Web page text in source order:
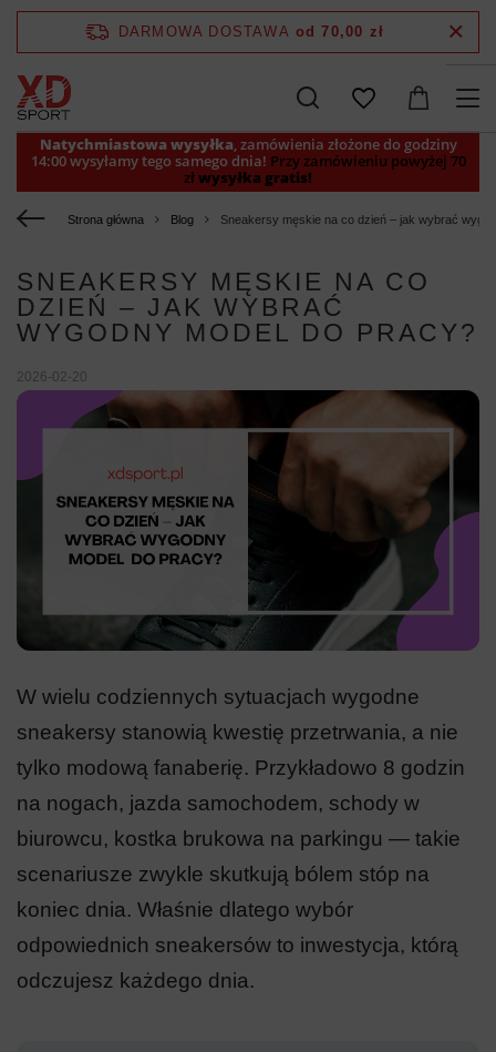
Natychmiastowa wysyłka, zamówienia złożone do godziny
14:00 wysyłamy tego samego dnia! Przy zamówieniu powyżej 70
złwysyłka gratis!
DARMOWA DOSTAWA od 70,00 zł
Strona główna Blog Sneakersy męskie na co dzień – jak wybrać
SNEAKERSY MĘSKIE NA CO
DZIEŃ – JAK WYBRAĆ
WYGODNY MODEL DO PRACY?
2026-02-20
W wielu codziennych sytuacjach wygodne
sneakersy stanowią kwestię przetrwania, a nie
tylko modową fanaberię. Przykładowo 8 godzin
na nogach, jazda samochodem, schody w
biurowcu, kostka brukowa na parkingu — takie
scenariusze zwykle skutkują bólem stóp na
koniec dnia. Właśnie dlatego wybór
odpowiednich sneakersów to inwestycja, którą
odczujesz każdego dnia.